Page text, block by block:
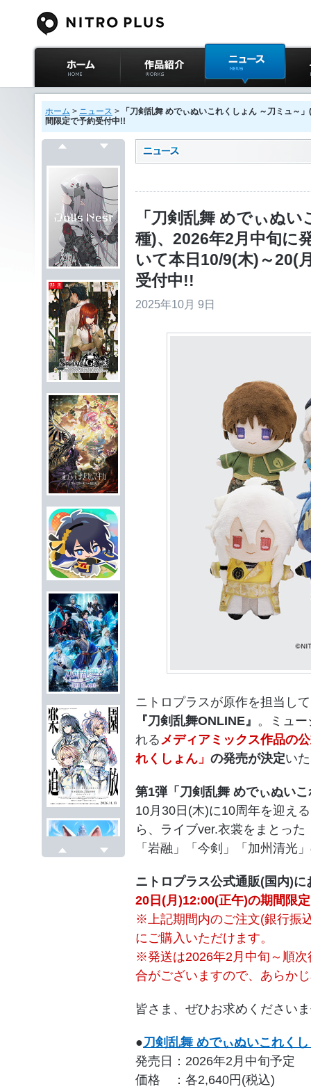
ニトロプラス公式
サイト ホーム
作品紹介 ニュース イベ
ホーム > ニュース >
「刀剣乱舞 めでぃぬいこれくしょん ～刀ミュ
間限定で予約受付中!!
「刀剣乱舞 めでぃぬ
種)、2026年2月中旬に
いて本日10/9(木)～20(
受付中!!
2025年10月 9日
ニトロプラスが原作を担当し
『刀剣乱舞ONLINE』 。ミュ
れるメディアミックス作品の
れくしょん」 の発売が決定い
第1弾「刀剣乱舞 めでぃぬい
10月30日(木)に10周年を迎え
ら、ライブver.衣裳をまとっ
「岩融」「今剣」「加州清光
ニトロプラス公式通販(国内)に
20日(月)12:00(正午)の期間限
※上記期間内のご注文(銀行振
にご購入いただけます。
※発送は2026年2月中旬～順
合がございますので、あらか
皆さま、ぜひお求めください
●刀剣乱舞 めでぃぬいこれく
発売日：2026年2月中旬予定
価格 ：各2,640円(税込)